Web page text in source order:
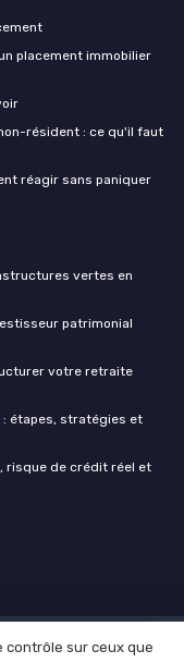
placement immobilier
résident : ce qu'il faut
réagir sans paniquer
vertes en
patrimonial
votre retraite
: étapes, stratégies et
risque de crédit réel et
Devis
contrôle sur ceux que